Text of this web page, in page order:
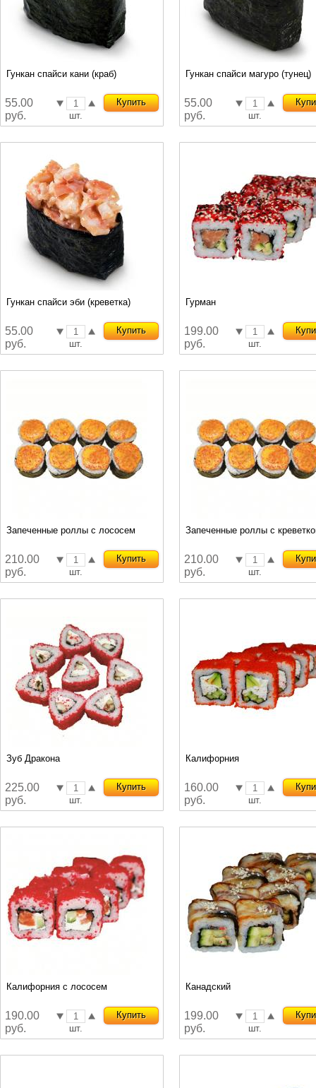
Гункан спайси кани (краб)
55.00
руб.
шт.
Купить
Гункан спайси магуро (тунец)
55.00
руб.
шт.
Гункан спайси эби (креветка)
55.00
руб.
шт.
Купить
Гурман
199.00
руб.
шт.
Запеченные роллы с лососем
210.00
руб.
шт.
Купить
Запеченные роллы с
210.00
руб.
шт.
Зуб Дракона
225.00
руб.
шт.
Купить
Калифорния
160.00
руб.
шт.
Калифорния с лососем
190.00
руб.
шт.
Купить
Канадский
199.00
руб.
шт.